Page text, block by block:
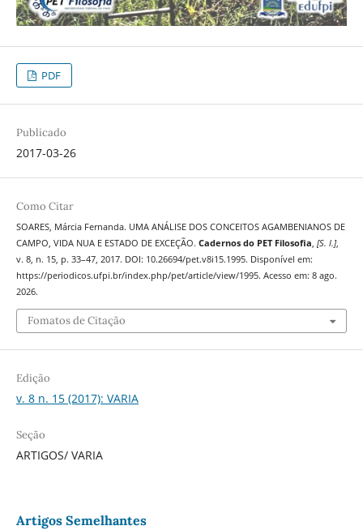
PDF
Publicado
2017-03-26
Como Citar
SOARES, Márcia Fernanda. UMA ANÁLISE DOS CONCEITOS AGAMBENIANOS DE
CAMPO, VIDA NUA E ESTADO DE EXCEÇÃO. Cadernos do PET Filosofia, [S. l.],
v. 8, n. 15, p. 33–47, 2017. DOI: 10.26694/pet.v8i15.1995. Disponível em:
https://periodicos.ufpi.br/index.php/pet/article/view/1995. Acesso em: 8 ago.
2026.
Fomatos de Citação
Edição
v. 8 n. 15 (2017): VARIA
Seção
ARTIGOS/ VARIA
Artigos Semelhantes